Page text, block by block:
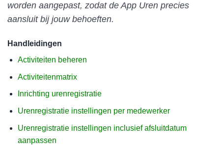
worden aangepast, zodat de App Uren precies
aansluit bij jouw behoeften.
Handleidingen
Activiteiten beheren
Activiteitenmatrix
Inrichting urenregistratie
Urenregistratie instellingen per medewerker
Urenregistratie instellingen inclusief afsluitdatum
aanpassen